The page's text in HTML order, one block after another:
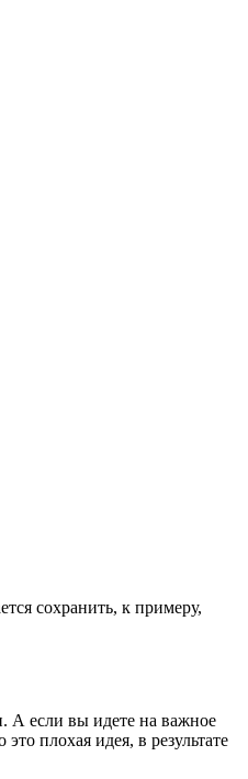
сохранить, к примеру,
А если вы идете на важное
плохая идея, в результате